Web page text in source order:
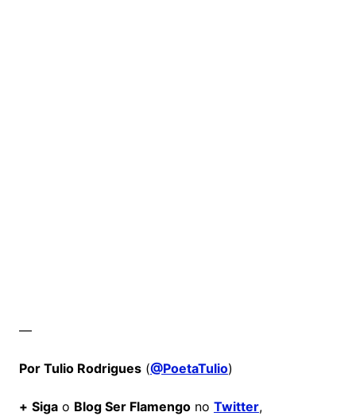
—
Por Tulio Rodrigues(@PoetaTulio)
+ Sigao Blog Ser Flamengono Twitter,